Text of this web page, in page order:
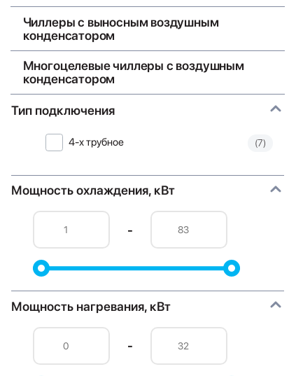
Чиллеры с выносным воздушным
конденсатором
Многоцелевые чиллеры с воздушным
конденсатором
Тип подключения
4-х трубное (7)
Мощность охлаждения, кВт
-
Мощность нагревания, кВт
-